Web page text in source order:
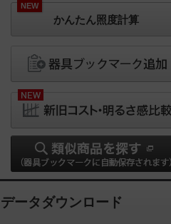
NEW
かんたん照度計算
データダウンロード